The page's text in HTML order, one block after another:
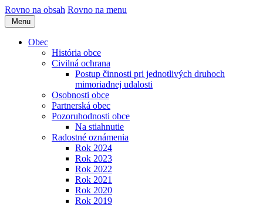
Rovno na obsah Rovno na menu
Menu
Obec
História obce
Civilná ochrana
Postup činnosti pri jednotlivých druhoch
mimoriadnej udalosti
Osobnosti obce
Partnerská obec
Pozoruhodnosti obce
Na stiahnutie
Radostné oznámenia
Rok 2024
Rok 2023
Rok 2022
Rok 2021
Rok 2020
Rok 2019